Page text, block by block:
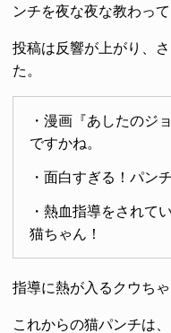
ンチを夜な夜な教わっ
投稿は反響が上がり、
た。
・漫画『あしたのジ
ですかね。
・面白すぎる！パン
・熱血指導をされて
猫ちゃん！
指導に熱が入るクウちゃ
これからの猫パンチは